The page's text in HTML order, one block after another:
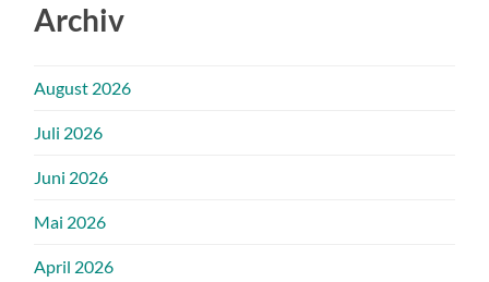
Archiv
August 2026
Juli 2026
Juni 2026
Mai 2026
April 2026